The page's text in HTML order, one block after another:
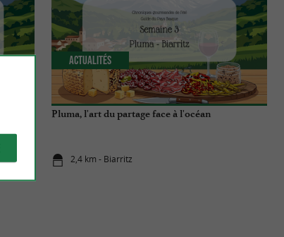
Pluma, l'art du partage face à l'océan
2,4 km - Biarritz
Actualités